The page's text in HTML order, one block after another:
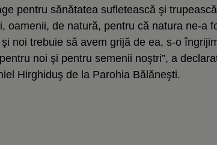
pentru sănătatea sufletească şi
oamenii, de natură, pentru că natura ne-a
noi trebuie să avem grijă de ea, s-o
noi şi pentru semenii noştri”, a
Hirghiduş de la Parohia Bălăneşti.